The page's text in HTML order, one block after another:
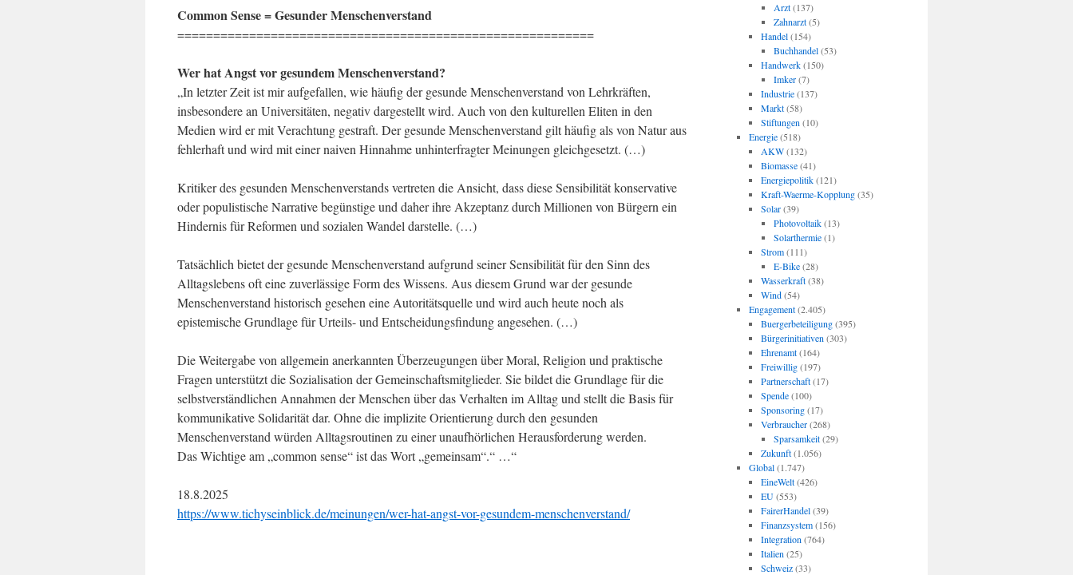
Common Sense = Gesunder Menschenverstand
==========================================================
Wer hat Angst vor gesundem Menschenverstand?
„In letzter Zeit ist mir aufgefallen, wie häufig der gesunde Menschenverstand von Lehrkräften,
insbesondere an Universitäten, negativ dargestellt wird. Auch von den kulturellen Eliten in den
Medien wird er mit Verachtung gestraft. Der gesunde Menschenverstand gilt häufig als von Natur aus
fehlerhaft und wird mit einer naiven Hinnahme unhinterfragter Meinungen gleichgesetzt. (…)
Kritiker des gesunden Menschenverstands vertreten die Ansicht, dass diese Sensibilität konservative
oder populistische Narrative begünstige und daher ihre Akzeptanz durch Millionen von Bürgern ein
Hindernis für Reformen und sozialen Wandel darstelle. (…)
Tatsächlich bietet der gesunde Menschenverstand aufgrund seiner Sensibilität für den Sinn des
Alltagslebens oft eine zuverlässige Form des Wissens. Aus diesem Grund war der gesunde
Menschenverstand historisch gesehen eine Autoritätsquelle und wird auch heute noch als
epistemische Grundlage für Urteils- und Entscheidungsfindung angesehen. (…)
Die Weitergabe von allgemein anerkannten Überzeugungen über Moral, Religion und praktische
Fragen unterstützt die Sozialisation der Gemeinschaftsmitglieder. Sie bildet die Grundlage für die
selbstverständlichen Annahmen der Menschen über das Verhalten im Alltag und stellt die Basis für
kommunikative Solidarität dar. Ohne die implizite Orientierung durch den gesunden
Menschenverstand würden Alltagsroutinen zu einer unaufhörlichen Herausforderung werden.
Das Wichtige am „common sense“ ist das Wort „gemeinsam“.“ …“
18.8.2025
https://www.tichyseinblick.de/meinungen/wer-hat-angst-vor-gesundem-menschenverstand/
Arzt(137)
Zahnarzt(5)
Handel(154)
Buchhandel(53)
Handwerk(150)
Imker(7)
Industrie(137)
Markt(58)
Stiftungen (10)
Energie(518)
AKW(132)
Biomasse(41)
Energiepolitik(121)
Kraft-Waerme-Kopplung(35)
Solar(39)
Photovoltaik(13)
Solarthermie(1)
Strom(111)
E-Bike(28)
Wasserkraft(38)
Wind(54)
Engagement(2.405)
Buergerbeteiligung(395)
Bürgerinitiativen (303)
Ehrenamt(164)
Freiwillig(197)
Partnerschaft(17)
Spende(100)
Sponsoring(17)
Verbraucher(268)
Sparsamkeit(29)
Zukunft(1.056)
Global(1.747)
EineWelt(426)
EU(553)
FairerHandel(39)
Finanzsystem(156)
Integration (764)
Italien (25)
Schweiz(33)